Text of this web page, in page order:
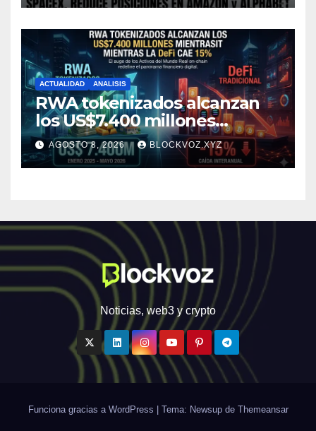
ACTUALIDAD ANALISIS
RWA tokenizados alcanzan
los US$7.400 millones
mientras la DeFi cae 15%
AGOSTO 8, 2026 BLOCKVOZ.XYZ
Noticias, web3 y crypto
Funciona gracias a WordPress Tema: Newsup de Themeansar